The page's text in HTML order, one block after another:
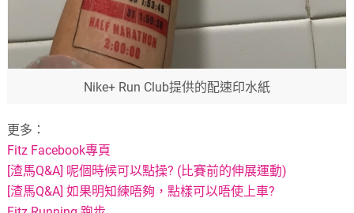
Nike+ Run Club提供的配速印水紙
更多：
Fitz Facebook專頁
[渣馬Q&A] 呢個時候可以點操? (比賽前的伸展運動)
[渣馬Q&A] 如果明知練唔夠，點樣可以唔使上車?